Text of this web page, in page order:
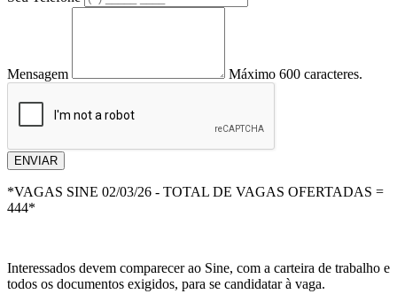
Mensagem Máximo 600 caracteres.
ENVIAR
*VAGAS SINE 02/03/26 - TOTAL DE VAGAS OFERTADAS =
444*
Interessados devem comparecer ao Sine, com a carteira de trabalho e
todos os documentos exigidos, para se candidatar à vaga.